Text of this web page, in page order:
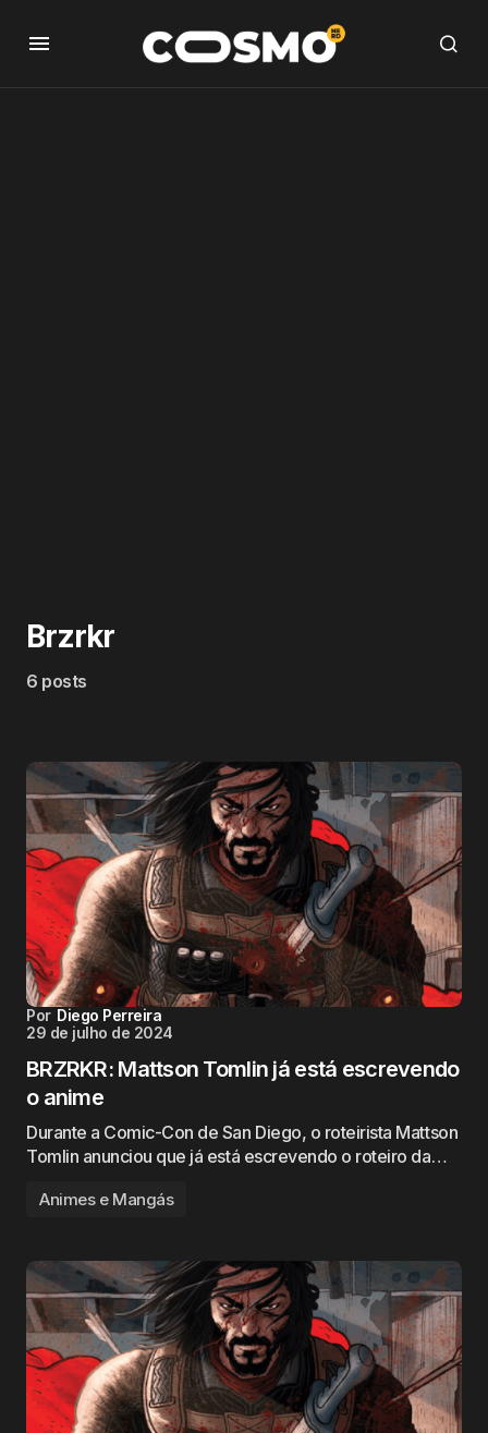
Brzrkr
6 posts
Por Diego Perreira
29 de julho de 2024
BRZRKR: Mattson Tomlin já está escrevendo
o anime
Durante a Comic-Con de San Diego, o roteirista Mattson
Tomlin anunciou que já está escrevendo o roteiro da…
Animes e Mangás